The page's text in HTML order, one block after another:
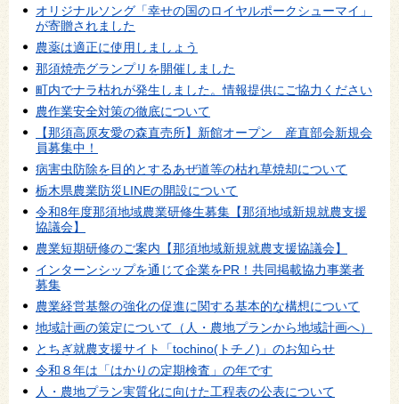
オリジナルソング「幸せの国のロイヤルポークシューマイ」
が寄贈されました
農薬は適正に使用しましょう
那須焼売グランプリを開催しました
町内でナラ枯れが発生しました。情報提供にご協力ください
農作業安全対策の徹底について
【那須高原友愛の森直売所】新館オープン 産直部会新規会
員募集中！
病害虫防除を目的とするあぜ道等の枯れ草焼却について
栃木県農業防災LINEの開設について
令和8年度那須地域農業研修生募集【那須地域新規就農支援
協議会】
農業短期研修のご案内【那須地域新規就農支援協議会】
インターンシップを通じて企業をPR！共同掲載協力事業者
募集
農業経営基盤の強化の促進に関する基本的な構想について
地域計画の策定について（人・農地プランから地域計画へ）
とちぎ就農支援サイト「tochino(トチノ)」のお知らせ
令和８年は「はかりの定期検査」の年です
人・農地プラン実質化に向けた工程表の公表について